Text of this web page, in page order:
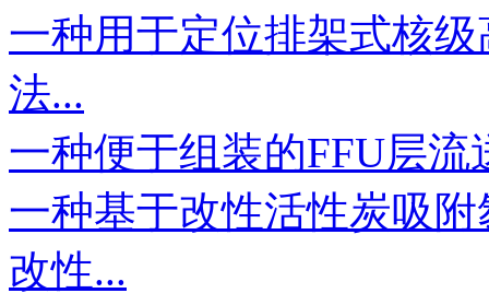
一种用于定位排架式核
法...
一种便于组装的FFU层流
一种基于改性活性炭吸
改性...